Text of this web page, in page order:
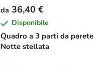
Quadro a 3 parti da parete
Notte stellata
da 36,40 €
Disponibile